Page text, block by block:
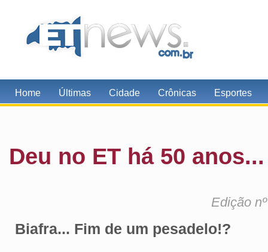
Home Últimas Cidade Crônicas Esportes
Deu no ET há 50 anos...
Edição
Biafra... Fim de um pesadelo!?